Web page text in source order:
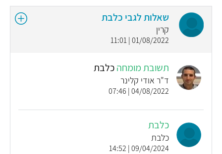
שאלות לגבי כלבת
קרין
01/08/2022 | 11:01
תשובת מומחהכלבת
ד"ר אודי קלינר
04/08/2022 | 07:46
כלבת
כלבת
09/04/2024 | 14:52